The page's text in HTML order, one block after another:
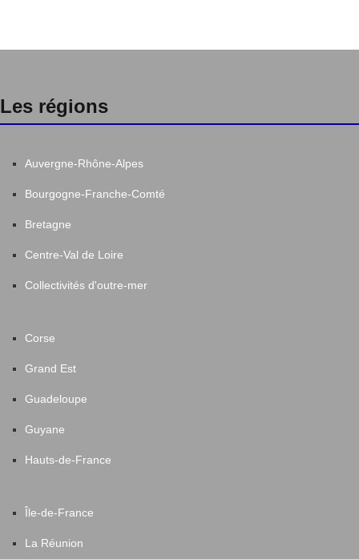
Les régions
Auvergne-Rhône-Alpes
Bourgogne-Franche-Comté
Bretagne
Centre-Val de Loire
Collectivités d'outre-mer
Corse
Grand Est
Guadeloupe
Guyane
Hauts-de-France
Île-de-France
La Réunion